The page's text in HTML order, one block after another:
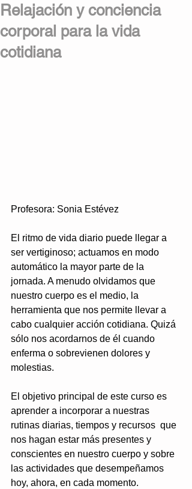
Relajación y conciencia
corporal para la vida
cotidiana
Profesora: Sonia Estévez
El ritmo de vida diario puede llegar a
ser vertiginoso; actuamos en modo
automático la mayor parte de la
jornada. A menudo olvidamos que
nuestro cuerpo es el medio, la
herramienta que nos permite llevar a
cabo cualquier acción cotidiana. Quizá
sólo nos acordarnos de él cuando
enferma o sobrevienen dolores y
molestias.
El objetivo principal de este curso es
aprender a incorporar a nuestras
rutinas diarias, tiempos y recursos  que
nos hagan estar más presentes y
conscientes en nuestro cuerpo y sobre
las actividades que desempeñamos
hoy, ahora, en cada momento.